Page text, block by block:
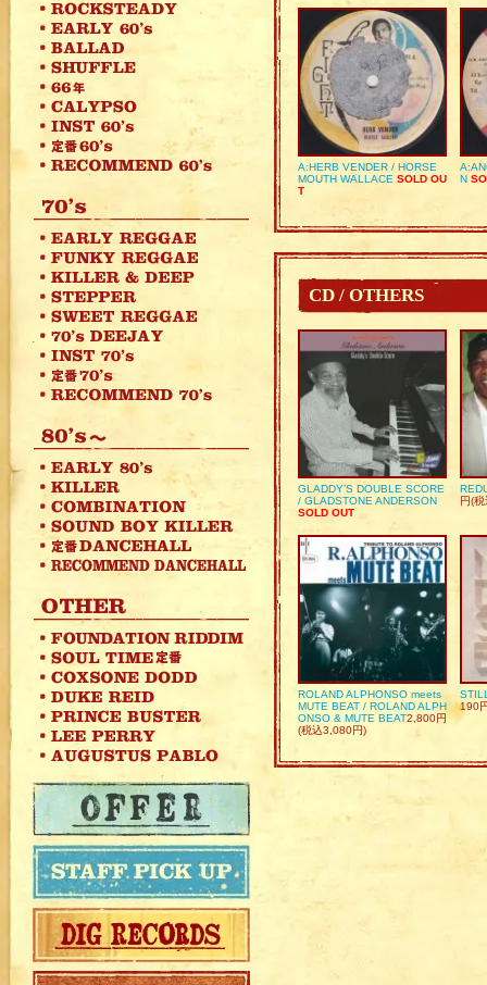
A:HERB VENDER / HORSE
MOUTH WALLACE SOLD OU
T
N
CD / OTHERS
GLADDY’S DOUBLE SCORE
/ GLADSTONE ANDERSON
SOLD OUT
円(
ROLAND ALPHONSO meets
MUTE BEAT / ROLAND ALPH
ONSO & MUTE BEAT2,800円
(税込3,080円)
190